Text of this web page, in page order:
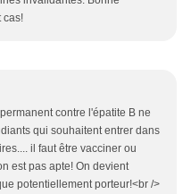
cas!
contre l'épatite B ne
qui souhaitent entrer dans
il faut être vacciner ou
est pas apte! On devient
potentiellement porteur!<br />